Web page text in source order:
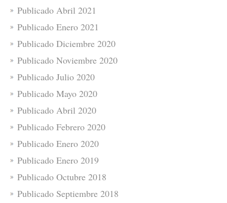
Publicado Abril 2021
Publicado Enero 2021
Publicado Diciembre 2020
Publicado Noviembre 2020
Publicado Julio 2020
Publicado Mayo 2020
Publicado Abril 2020
Publicado Febrero 2020
Publicado Enero 2020
Publicado Enero 2019
Publicado Octubre 2018
Publicado Septiembre 2018